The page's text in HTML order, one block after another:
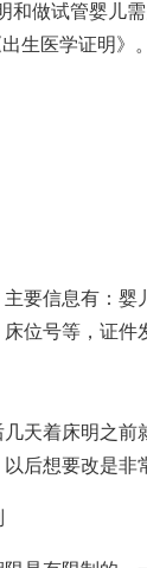
和做试管婴儿
生医学证明》。
要信息有：婴
位号等，证件
几天着床明之前
后想要改是非